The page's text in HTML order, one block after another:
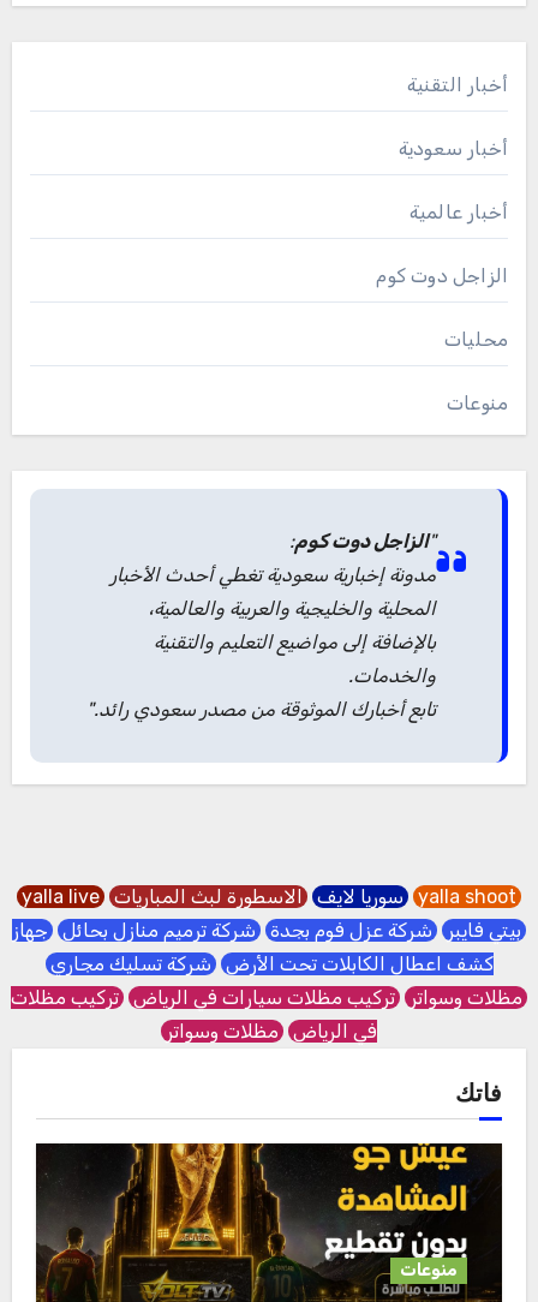
أخبار التقنية
أخبار سعودية
أخبار عالمية
الزاجل دوت كوم
محليات
منوعات
"الزاجل دوت كوم:
مدونة إخبارية سعودية تغطي أحدث الأخبار
المحلية والخليجية والعربية والعالمية،
بالإضافة إلى مواضيع التعليم والتقنية
والخدمات.
تابع أخبارك الموثوقة من مصدر سعودي رائد."
yalla shoot سوريا لايف الاسطورة لبث المباريات yalla live
بيتي فايبر شركة عزل فوم بجدة شركة ترميم منازل بحائل جهاز
كشف اعطال الكابلات تحت الأرض شركة تسليك مجاري
مظلات وسواتر تركيب مظلات سيارات في الرياض تركيب مظلات
في الرياض مظلات وسواتر
فاتك
منوعات